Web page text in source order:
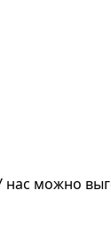
нас можно